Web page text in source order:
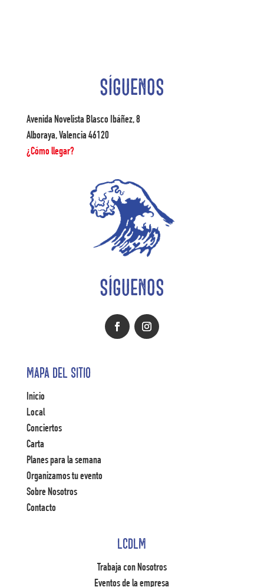
SÍGUENOS
Avenida Novelista Blasco Ibáñez, 8
Alboraya, Valencia 46120
¿Cómo llegar?
SÍGUENOS
Mapa del Sitio
Inicio
Local
Conciertos
Carta
Planes para la semana
Organizamos tu evento
Sobre Nosotros
Contacto
LCDLM
Trabaja con Nosotros
Eventos de la empresa